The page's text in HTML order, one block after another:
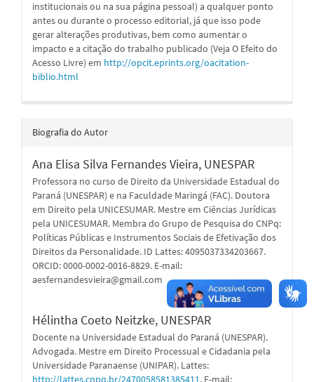
institucionais ou na sua página pessoal) a qualquer ponto
antes ou durante o processo editorial, já que isso pode
gerar alterações produtivas, bem como aumentar o
impacto e a citação do trabalho publicado (Veja O Efeito do
Acesso Livre) em http://opcit.eprints.org/oacitation-
biblio.html
Biografia do Autor
Ana Elisa Silva Fernandes Vieira, UNESPAR
Professora no curso de Direito da Universidade Estadual do
Paraná (UNESPAR) e na Faculdade Maringá (FAC). Doutora
em Direito pela UNICESUMAR. Mestre em Ciências Jurídicas
pela UNICESUMAR. Membra do Grupo de Pesquisa do CNPq:
Políticas Públicas e Instrumentos Sociais de Efetivação dos
Direitos da Personalidade. ID Lattes: 4095037334203667.
ORCID: 0000-0002-0016-8829. E-mail:
aesfernandesvieira@gmail.com
Hélintha Coeto Neitzke, UNESPAR
Docente na Universidade Estadual do Paraná (UNESPAR).
Advogada. Mestre em Direito Processual e Cidadania pela
Universidade Paranaense (UNIPAR). Lattes:
http://lattes.cnpq.br/2470058581385411. E-mail: